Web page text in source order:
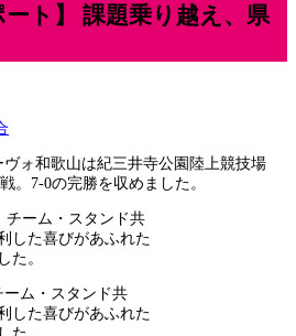
ト】 課題乗り越え、県
ォ和歌山は紀三井寺公園陸上競技場
。7-0の完勝を収めました。
ム・スタンド共
した喜びがあふれた